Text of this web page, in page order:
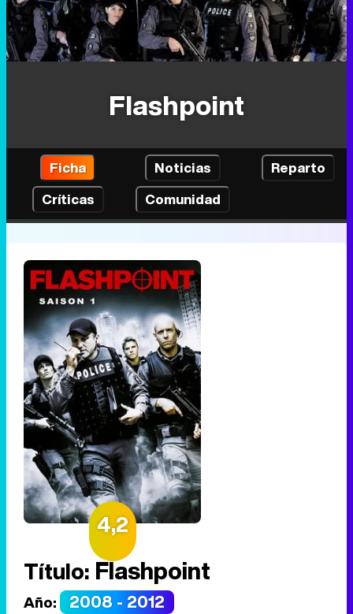
Flashpoint
Ficha Noticias
Reparto
Críticas
Comunidad
4,2
Título: Flashpoint
Año: 2008 - 2012